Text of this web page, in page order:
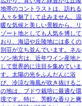
地帯のコントラストは、訪れる
人々を魅了して止みません。温
暖な気候と美しい景観から、リ
ゾート地としても人気を博して
おり、海辺や丘陵地には多くの
別荘が立ち並んでいます。ネル
ソン地方は、近年ワイン産地と
して世界的に注目を集めていま
す。太陽の光をふんだんに浴
び、冷涼な海風が吹き抜けるこ
の地は、ブドウ栽培に最適な環
境です。特に、芳醇な香りと爽